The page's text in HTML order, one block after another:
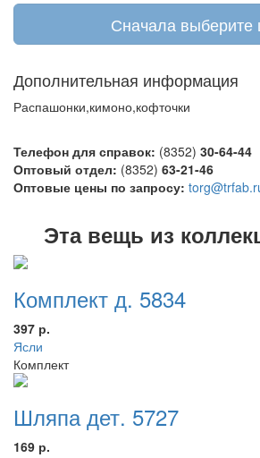
Сначала выберите
Дополнительная информация
Распашонки,кимоно,кофточки
Телефон для справок: (8352) 30-64-44
Оптовый отдел: (8352) 63-21-46
Оптовые цены по запросу:
Эта вещь из
Комплект д. 5834
397 р.
Ясли
Комплект
Шляпа дет. 5727
169 р.